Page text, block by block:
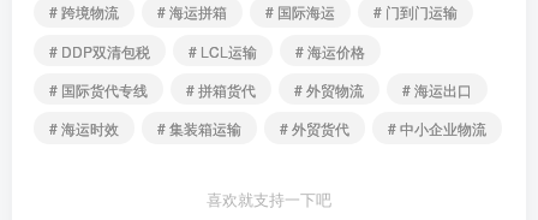
# 跨境物流
# 海运拼箱 # 国际海运
# 门到门运输
# DDP双清包税
# LCL运输
# 海运价格
# 国际货代专线
# 拼箱货代 # 外贸物流
# 海运出口
# 海运时效
# 集装箱运输 # 外贸货代 # 中小企业物流
喜欢就支持一下吧